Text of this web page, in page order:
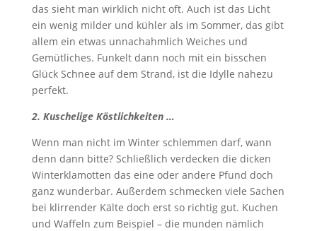
das sieht man wirklich nicht oft. Auch ist das Licht
ein wenig milder und kühler als im Sommer, das gibt
allem ein etwas unnachahmlich Weiches und
Gemütliches. Funkelt dann noch mit ein bisschen
Glück Schnee auf dem Strand, ist die Idylle nahezu
perfekt.
2. Kuschelige Köstlichkeiten …
Wenn man nicht im Winter schlemmen darf, wann
denn dann bitte? Schließlich verdecken die dicken
Winterklamotten das eine oder andere Pfund doch
ganz wunderbar. Außerdem schmecken viele Sachen
bei klirrender Kälte doch erst so richtig gut. Kuchen
und Waffeln zum Beispiel – die munden nämlich